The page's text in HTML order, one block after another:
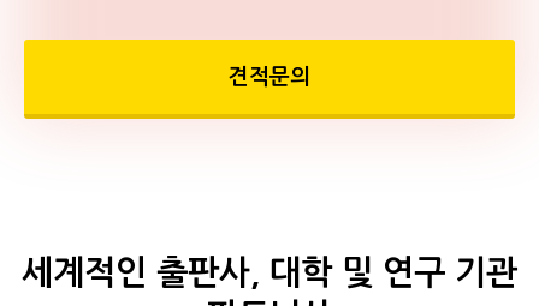
견적문의
세계적인 출판사, 대학 및 연구 기관